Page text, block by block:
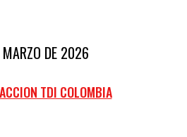
DE 2026
TDI COLOMBIA